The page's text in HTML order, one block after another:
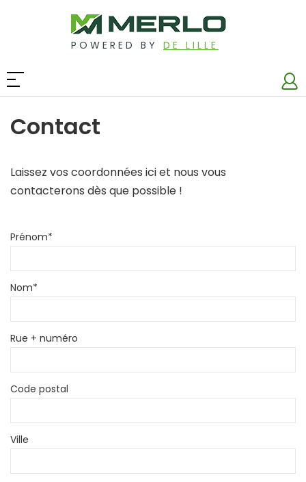
POWERED BY DE LILLE
Contact
Laissez vos coordonnées ici et nous vous
contacterons dès que possible !
Prénom*
Nom*
Rue + numéro
Code postal
Ville